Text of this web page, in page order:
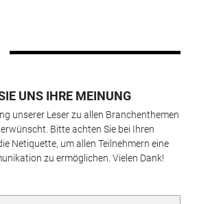
UNS IHRE MEINUNG
unserer Leser zu allen Branchenthemen
Bitte achten Sie bei Ihren
Netiquette, um allen Teilnehmern eine
zu ermöglichen. Vielen Dank!